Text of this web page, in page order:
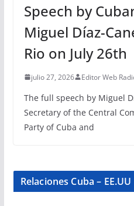
Speech by
Miguel Díaz-
Rio on July 26th
julio 27, 2026 Editor Web
The full speech by Miguel
Secretary of the Central
Party of Cuba and
Relaciones Cuba – EE.UU